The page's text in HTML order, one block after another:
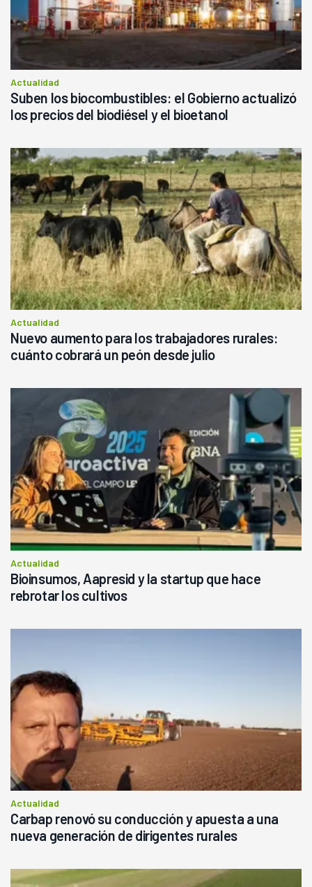
Actualidad
Suben los biocombustibles: el Gobierno actualizó
los precios del biodiésel y el bioetanol
Actualidad
Nuevo aumento para los trabajadores rurales:
cuánto cobrará un peón desde julio
Actualidad
Bioinsumos, Aapresid y la startup que hace
rebrotar los cultivos
Actualidad
Carbap renovó su conducción y apuesta a una
nueva generación de dirigentes rurales